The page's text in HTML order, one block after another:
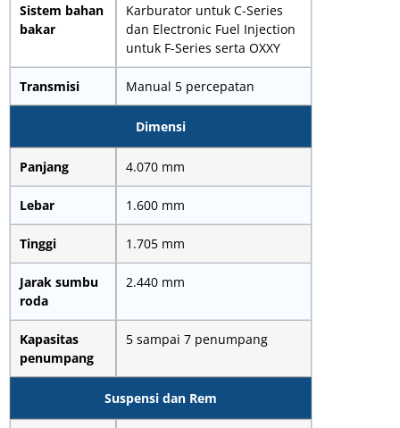
Sistem bahan
bakar
Karburator untuk C-Series
dan Electronic Fuel Injection
untuk F-Series serta OXXY
Transmisi Manual 5 percepatan
Dimensi
Panjang 4.070 mm
Lebar 1.600 mm
Tinggi 1.705 mm
Jarak sumbu
roda
2.440 mm
Kapasitas
penumpang
5 sampai 7 penumpang
Suspensi dan Rem